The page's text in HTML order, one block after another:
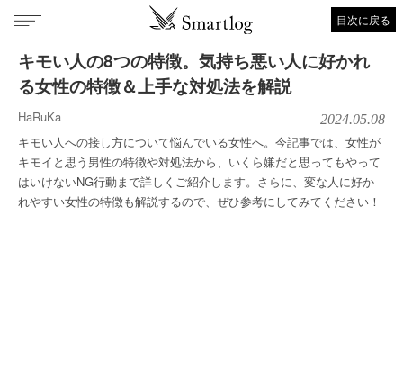
目次に戻る
キモい人の8つの特徴。気持ち悪い人に好かれ
る女性の特徴＆上手な対処法を解説
HaRuKa 2024.05.08
キモい人への接し方について悩んでいる女性へ。今記事では、女性が
キモイと思う男性の特徴や対処法から、いくら嫌だと思ってもやって
はいけないNG行動まで詳しくご紹介します。さらに、変な人に好か
れやすい女性の特徴も解説するので、ぜひ参考にしてみてください！